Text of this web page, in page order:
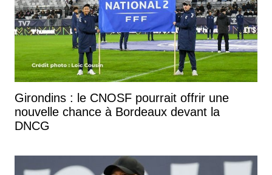
Girondins : le CNOSF pourrait offrir une
nouvelle chance à Bordeaux devant la
DNCG